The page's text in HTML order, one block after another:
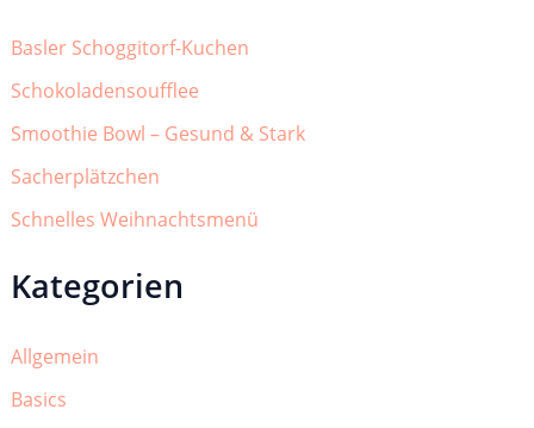
Basler Schoggitorf-Kuchen
Schokoladensoufflee
Smoothie Bowl – Gesund & Stark
Sacherplätzchen
Schnelles Weihnachtsmenü
Kategorien
Allgemein
Basics